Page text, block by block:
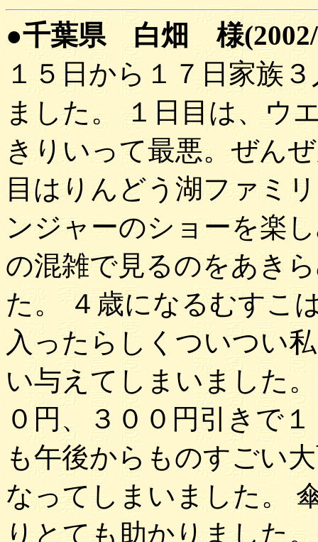
●千葉県 白畑 様
１５日から１７日家族
ました。 １日目は、ウ
きりいって最悪。ぜん
目はりんどう湖ファミ
ンジャーのショーを楽
の混雑で見るのをあき
た。 ４歳になるむすこ
入ったらしくついつい
い与えてしまいました
０円、３００円引きで
も午後からものすごい
なってしまいました。
りとても助かりました